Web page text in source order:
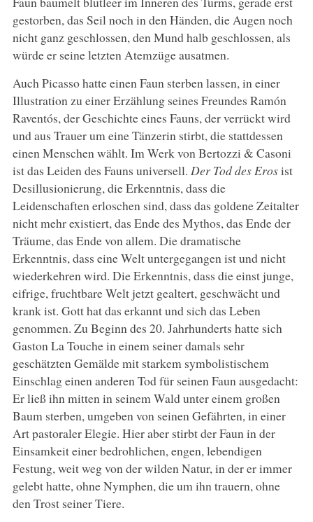
gestorben, das Seil noch in den Händen, die Augen noch
nicht ganz geschlossen, den Mund halb geschlossen, als
würde er seine letzten Atemzüge ausatmen.
Auch Picasso hatte einen Faun sterben lassen, in einer
Illustration zu einer Erzählung seines Freundes Ramón
Raventós, der Geschichte eines Fauns, der verrückt wird
und aus Trauer um eine Tänzerin stirbt, die stattdessen
einen Menschen wählt. Im Werk von Bertozzi & Casoni
ist das Leiden des Fauns universell. Der Tod des Erosist
Desillusionierung, die Erkenntnis, dass die
Leidenschaften erloschen sind, dass das goldene Zeitalter
nicht mehr existiert, das Ende des Mythos, das Ende der
Träume, das Ende von allem. Die dramatische
Erkenntnis, dass eine Welt untergegangen ist und nicht
wiederkehren wird. Die Erkenntnis, dass die einst junge,
eifrige, fruchtbare Welt jetzt gealtert, geschwächt und
krank ist. Gott hat das erkannt und sich das Leben
genommen. Zu Beginn des 20. Jahrhunderts hatte sich
Gaston La Touche in einem seiner damals sehr
geschätzten Gemälde mit starkem symbolistischem
Einschlag einen anderen Tod für seinen Faun ausgedacht:
Er ließ ihn mitten in seinem Wald unter einem großen
Baum sterben, umgeben von seinen Gefährten, in einer
Art pastoraler Elegie. Hier aber stirbt der Faun in der
Einsamkeit einer bedrohlichen, engen, lebendigen
Festung, weit weg von der wilden Natur, in der er immer
gelebt hatte, ohne Nymphen, die um ihn trauern, ohne
den Trost seiner Tiere.